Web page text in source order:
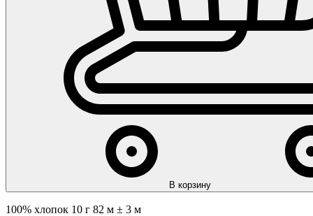
В корзину
100% хлопок 10 г 82 м ± 3 м